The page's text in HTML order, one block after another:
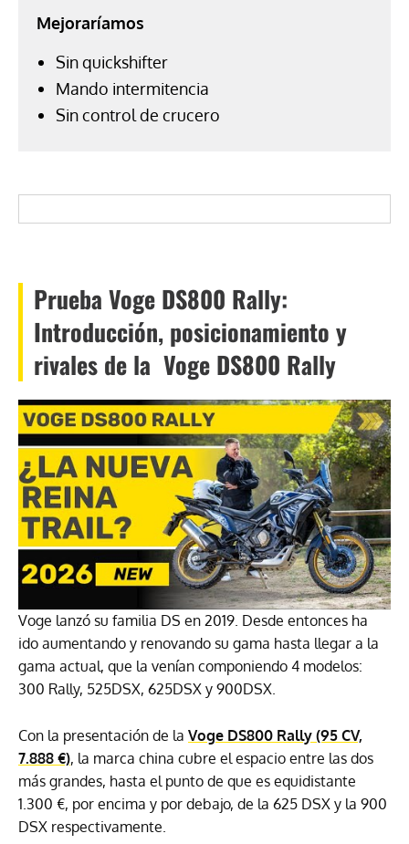
Mejoraríamos
Sin quickshifter
Mando intermitencia
Sin control de crucero
Prueba Voge DS800 Rally:
Introducción, posicionamiento y
rivales de la Voge DS800 Rally
Voge lanzó su familia DS en 2019. Desde entonces ha
ido aumentando y renovando su gama hasta llegar a la
gama actual, que la venían componiendo 4 modelos:
300 Rally, 525DSX, 625DSX y 900DSX.
Con la presentación de la Voge DS800 Rally (95 CV,
7.888 €), la marca china cubre el espacio entre las dos
más grandes, hasta el punto de que es equidistante
1.300 €, por encima y por debajo, de la 625 DSX y la 900
DSX respectivamente.